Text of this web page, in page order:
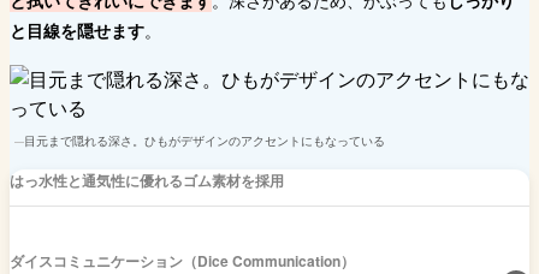
と目線を隠せます。
目元まで隠れる深さ。ひもがデザインのアクセントにもなっている
はっ水性と通気性に優れるゴム素材を採用
ダイスコミュニケーション（Dice Communication）